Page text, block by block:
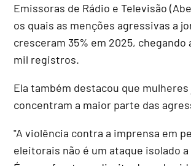
Emissoras de Rádio e Televisão
os quais as menções agressivas a
cresceram 35% em 2025, chegando
mil registros.
Ela também destacou que
concentram a maior parte das
"A violência contra a imprensa em
eleitorais não é um ataque isolado